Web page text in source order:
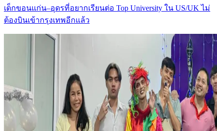
เด็กขอนแก่น–อุดรที่อยากเรียนต่อ Top University ใน US/UK ไม่
ต้องบินเข้ากรุงเทพอีกแล้ว